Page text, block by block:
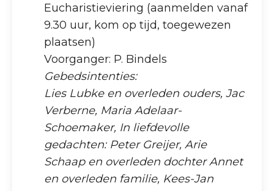
Eucharistieviering (aanmelden vanaf
9.30 uur, kom op tijd, toegewezen
plaatsen)
Voorganger: P. Bindels
Gebedsintenties:
Lies Lubke en overleden ouders, Jac
Verberne, Maria Adelaar-
Schoemaker, In liefdevolle
gedachten: Peter Greijer, Arie
Schaap en overleden dochter Annet
en overleden familie, Kees-Jan